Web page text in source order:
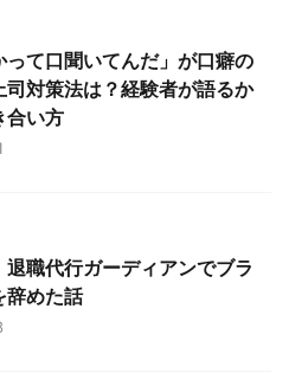
って口聞いてんだ」が口癖の
司対策法は？経験者が語るか
合い方
退職代行ガーディアンでブラ
辞めた話